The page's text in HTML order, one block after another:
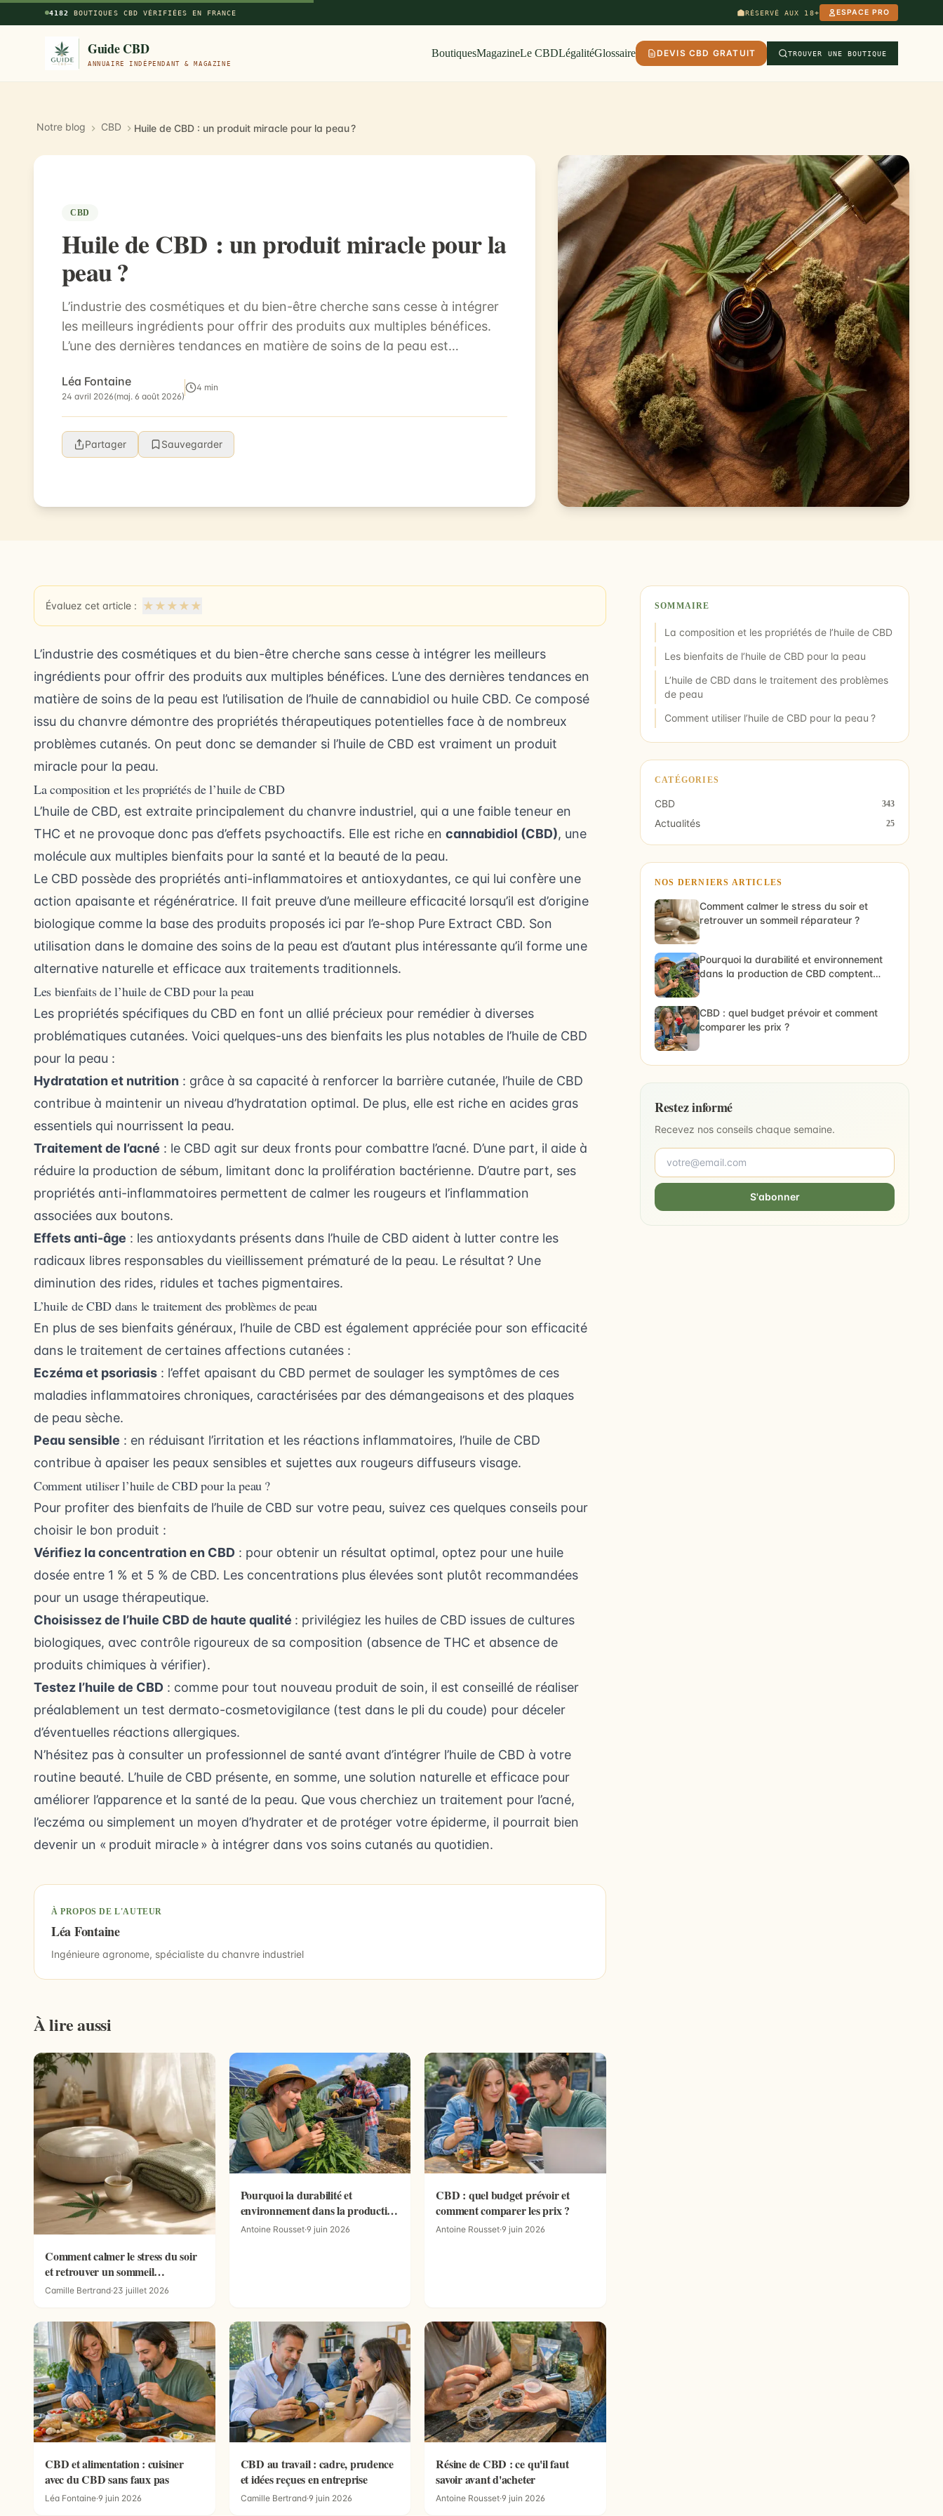
Aller au contenu principal
4182 BOUTIQUES CBD VÉRIFIÉES EN FRANCE RÉSERVÉ AUX 18+ ESPACE PRO
Guide CBD
ANNUAIRE INDÉPENDANT & MAGAZINE
BoutiquesMagazineLe CBDLégalitéGlossaire DEVIS CBD GRATUIT TROUVER UNE BOUTIQUE
Notre blog CBD Huile de CBD : un produit miracle pour la peau ?
CBD
Huile de CBD : un produit miracle pour la
peau ?
L’industrie des cosmétiques et du bien-être cherche sans cesse à intégrer
les meilleurs ingrédients pour offrir des produits aux multiples bénéfices.
L’une des dernières tendances en matière de soins de la peau est
Léa Fontaine
24 avril 2026(maj. 6 août 2026)
4 min
Partager Sauvegarder
Évaluez cet article : ★ ★ ★ ★ ★
L’industrie des cosmétiques et du bien-être cherche sans cesse à intégrer les meilleurs
ingrédients pour offrir des produits aux multiples bénéfices. L’une des dernières tendances en
matière de soins de la peau est l’utilisation de l’huile de cannabidiol ou huile CBD. Ce composé
issu du chanvre démontre des propriétés thérapeutiques potentielles face à de nombreux
problèmes cutanés. On peut donc se demander si l’huile de CBD est vraiment un produit
miracle pour la peau.
La composition et les propriétés de l’huile de CBD
L’huile de CBD, est extraite principalement du chanvre industriel, qui a une faible teneur en
THC et ne provoque donc pas d’effets psychoactifs. Elle est riche en cannabidiol (CBD), une
molécule aux multiples bienfaits pour la santé et la beauté de la peau.
Le CBD possède des propriétés anti-inflammatoires et antioxydantes, ce qui lui confère une
action apaisante et régénératrice. Il fait preuve d’une meilleure efficacité lorsqu’il est d’origine
biologique comme la base des produits proposés ici par l’e-shop Pure Extract CBD. Son
utilisation dans le domaine des soins de la peau est d’autant plus intéressante qu’il forme une
alternative naturelle et efficace aux traitements traditionnels.
Les bienfaits de l’huile de CBD pour la peau
Les propriétés spécifiques du CBD en font un allié précieux pour remédier à diverses
problématiques cutanées. Voici quelques-uns des bienfaits les plus notables de l’huile de CBD
pour la peau :
Hydratation et nutrition : grâce à sa capacité à renforcer la barrière cutanée, l’huile de CBD
contribue à maintenir un niveau d’hydratation optimal. De plus, elle est riche en acides gras
essentiels qui nourrissent la peau.
Traitement de l’acné : le CBD agit sur deux fronts pour combattre l’acné. D’une part, il aide à
réduire la production de sébum, limitant donc la prolifération bactérienne. D’autre part, ses
propriétés anti-inflammatoires permettent de calmer les rougeurs et l’inflammation
associées aux boutons.
Effets anti-âge : les antioxydants présents dans l’huile de CBD aident à lutter contre les
radicaux libres responsables du vieillissement prématuré de la peau. Le résultat ? Une
diminution des rides, ridules et taches pigmentaires.
L’huile de CBD dans le traitement des problèmes de peau
En plus de ses bienfaits généraux, l’huile de CBD est également appréciée pour son efficacité
dans le traitement de certaines affections cutanées :
Eczéma et psoriasis : l’effet apaisant du CBD permet de soulager les symptômes de ces
maladies inflammatoires chroniques, caractérisées par des démangeaisons et des plaques
de peau sèche.
Peau sensible : en réduisant l’irritation et les réactions inflammatoires, l’huile de CBD
contribue à apaiser les peaux sensibles et sujettes aux rougeurs diffuseurs visage.
Comment utiliser l’huile de CBD pour la peau ?
Pour profiter des bienfaits de l’huile de CBD sur votre peau, suivez ces quelques conseils pour
choisir le bon produit :
Vérifiez la concentration en CBD : pour obtenir un résultat optimal, optez pour une huile
dosée entre 1 % et 5 % de CBD. Les concentrations plus élevées sont plutôt recommandées
pour un usage thérapeutique.
Choisissez de l’huile CBD de haute qualité : privilégiez les huiles de CBD issues de cultures
biologiques, avec contrôle rigoureux de sa composition (absence de THC et absence de
produits chimiques à vérifier).
Testez l’huile de CBD : comme pour tout nouveau produit de soin, il est conseillé de réaliser
préalablement un test dermato-cosmetovigilance (test dans le pli du coude) pour déceler
d’éventuelles réactions allergiques.
N’hésitez pas à consulter un professionnel de santé avant d’intégrer l’huile de CBD à votre
routine beauté. L’huile de CBD présente, en somme, une solution naturelle et efficace pour
améliorer l’apparence et la santé de la peau. Que vous cherchiez un traitement pour l’acné,
l’eczéma ou simplement un moyen d’hydrater et de protéger votre épiderme, il pourrait bien
devenir un « produit miracle » à intégrer dans vos soins cutanés au quotidien.
À PROPOS DE L'AUTEUR
Léa Fontaine
Ingénieure agronome, spécialiste du chanvre industriel
À lire aussi
Comment calmer le stress du soir
et retrouver un sommeil
réparateur ?
Camille Bertrand·23 juillet 2026
Pourquoi la durabilité et
environnement dans la production
de CBD comptent vraiment
Antoine Rousset·9 juin 2026
CBD : quel budget prévoir et
comment comparer les prix ?
Antoine Rousset·9 juin 2026
CBD et alimentation : cuisiner
avec du CBD sans faux pas
Léa Fontaine·9 juin 2026
CBD au travail : cadre, prudence
et idées reçues en entreprise
Camille Bertrand·9 juin 2026
Résine de CBD : ce qu'il faut
savoir avant d'acheter
Antoine Rousset·9 juin 2026
SOMMAIRE
La composition et les propriétés de l’huile de CBD
Les bienfaits de l’huile de CBD pour la peau
L’huile de CBD dans le traitement des problèmes
de peau
Comment utiliser l’huile de CBD pour la peau ?
CATÉGORIES
CBD 343
Actualités 25
NOS DERNIERS ARTICLES
Comment calmer le stress du soir et
retrouver un sommeil réparateur ?
Pourquoi la durabilité et environnement
dans la production de CBD comptent
CBD : quel budget prévoir et comment
comparer les prix ?
Restez informé
Recevez nos conseils chaque semaine.
S'abonner